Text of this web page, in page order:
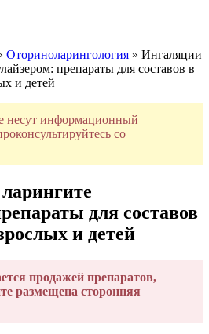
Оториноларингология » Ингаляции
препараты для составов в
и детей
несут информационный
со
для составов
и детей
продажей препаратов,
размещена сторонняя